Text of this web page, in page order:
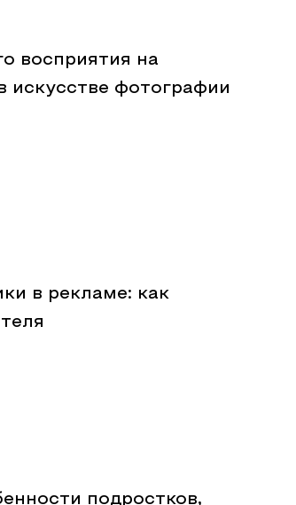
восприятия на
искусстве фотографии
в рекламе: как
подростков,